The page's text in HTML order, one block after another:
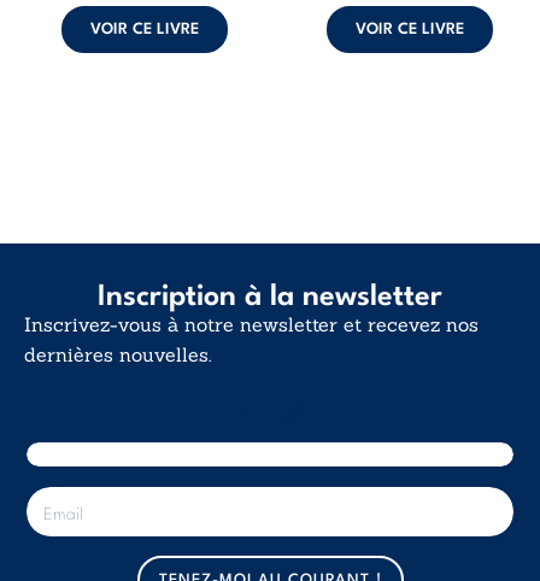
VOIR CE LIVRE VOIR CE LIVRE
Inscription à la newsletter
Inscrivez-vous à notre newsletter et recevez nos
dernières nouvelles.
E
-
m